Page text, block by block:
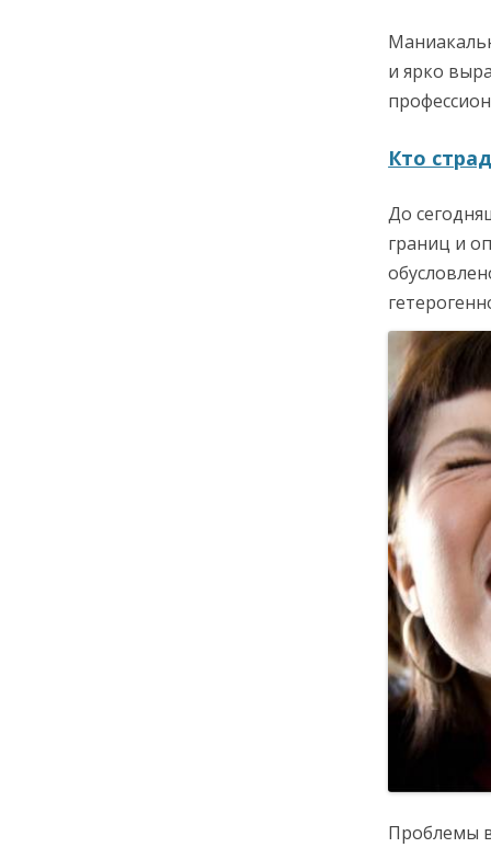
и ярко
Кто
До
границ и
Проблемы